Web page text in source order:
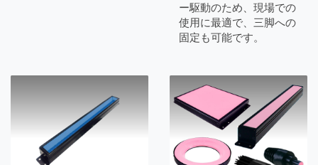
ー駆動のため、現場での
使用に最適で、三脚への
固定も可能です。